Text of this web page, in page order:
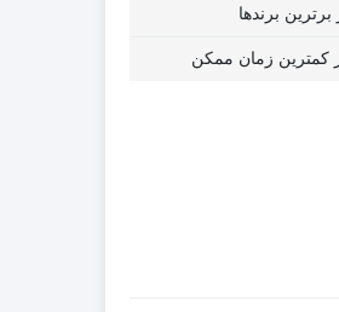
برترین برندها
کمترین زمان ممکن